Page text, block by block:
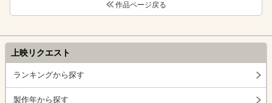
作品ページ戻る
上映リクエスト
ランキングから探す
製作年から探す